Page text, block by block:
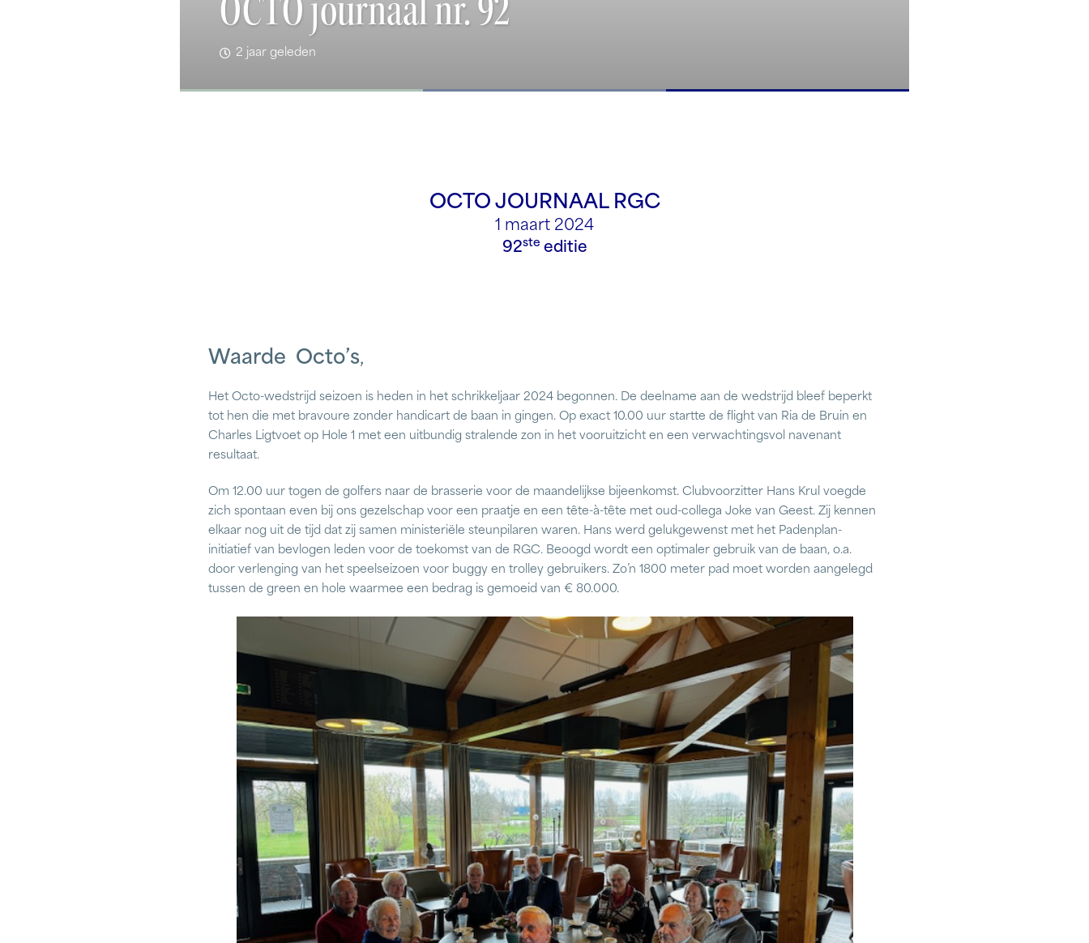
2 jaar geleden
OCTO JOURNAAL RGC
1 maart 2024
92ste editie
Waarde Octo’s,
Het Octo-wedstrijd seizoen is heden in het schrikkeljaar 2024 begonnen. De deelname aan de wedstrijd bleef beperkt
tot hen die met bravoure zonder handicart de baan in gingen. Op exact 10.00 uur startte de flight van Ria de Bruin en
Charles Ligtvoet op Hole 1 met een uitbundig stralende zon in het vooruitzicht en een verwachtingsvol navenant
resultaat.
Om 12.00 uur togen de golfers naar de brasserie voor de maandelijkse bijeenkomst. Clubvoorzitter Hans Krul voegde
zich spontaan even bij ons gezelschap voor een praatje en een tête-à-tête met oud-collega Joke van Geest. Zij kennen
elkaar nog uit de tijd dat zij samen ministeriële steunpilaren waren. Hans werd gelukgewenst met het Padenplan-
initiatief van bevlogen leden voor de toekomst van de RGC. Beoogd wordt een optimaler gebruik van de baan, o.a.
door verlenging van het speelseizoen voor buggy en trolley gebruikers. Zo’n 1800 meter pad moet worden aangelegd
tussen de green en hole waarmee een bedrag is gemoeid van € 80.000.